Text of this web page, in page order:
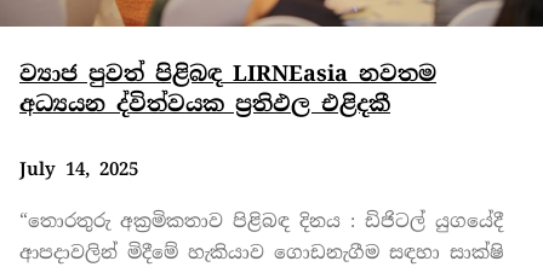
ව්‍යාජ පුවත් පිළිබඳ LIRNEasia නවතම
අධ්‍යයන ද්විත්වයක ප්‍රතිඵල එළිදකී
July 14, 2025
“තොරතුරු අක්‍රමිකතාව පිළිබඳ දිනය : ඩිජිටල් යුගයේදී
ආපදාවලින් ‌මිදීමේ හැකියාව ගොඩනැගීම සඳහා සාක්ෂි